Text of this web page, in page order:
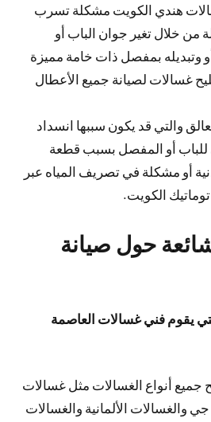
هندي الكويت مشكلة تسرب
من خلال تغير جوان الباب أو
وتبديله بمفصل ذات خامة مميزة
غسالات لصيانة جميع الأعطال
والتي قد يكون سببها انسداد
للباب أو المفصل بسبب قطعة
أو مشكلة في تصريف المياه عبر
الكويت.
حول صيانة
يقوم فني غسالات العاصمة
جميع أنواع الغسالات مثل غسالات
والغسالات الألمانية والغسالات